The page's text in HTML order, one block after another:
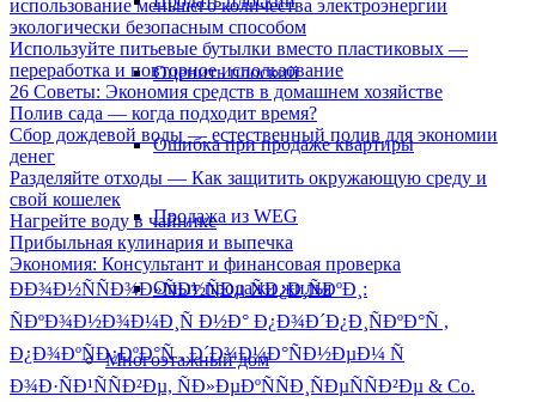
Оценить плоский
Ошибка при продаже квартиры
Продажа из WEG
Опыт продажи жилья
Многоэтажный дом
использование меньшего количества электроэнергии
экологически безопасным способом
Используйте питьевые бутылки вместо пластиковых —
переработка и повторное использование
26 Советы: Экономия средств в домашнем хозяйстве
Полив сада — когда подходит время?
Сбор дождевой воды — естественный полив для экономии
денег
Разделяйте отходы — Как защитить окружающую среду и
свой кошелек
Нагрейте воду в чайнике
Прибыльная кулинария и выпечка
Экономия: Консультант и финансовая проверка
ÐÐ¾Ð½ÑÑÐ¾Ð»ÑÐ½ÑÐµ ÑÐ¿Ð¸ÑÐºÐ¸:
ÑÐºÐ¾Ð½Ð¾Ð¼Ð¸Ñ Ð½Ð° Ð¿Ð¾Ð´Ð¿Ð¸ÑÐºÐ°Ñ ,
Ð¿Ð¾ÐºÑÐ¿ÐºÐ°Ñ , Ð´Ð¾Ð¼Ð°ÑÐ½ÐµÐ¼ Ñ
Ð¾Ð·ÑÐ¹ÑÑÐ²Ðµ, ÑÐ»ÐµÐºÑÑÐ¸ÑÐµÑÑÐ²Ðµ & Co.